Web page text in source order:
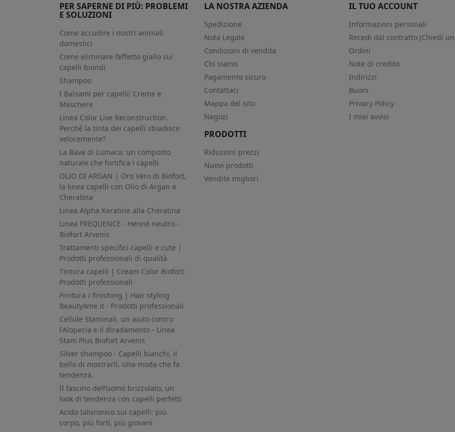
PER SAPERNE DI PIÙ: PROBLEMI
E SOLUZIONI
Come accudire i nostri animali
domestici
Come eliminare l’effetto giallo sui
capelli biondi
Shampoo
I Balsami per capelli: Creme e
Maschere
Linea Color Live Reconstruction.
Perché la tinta dei capelli sbiadisce
velocemente?
La Bava di Lumaca: un composto
naturale che fortifica i capelli
OLIO DI ARGAN | Oro Vero di Biofort,
la linea capelli con Olio di Argan e
Cheratina
Linea Alpha Keratine alla Cheratina
Linea FREQUENCE - Hennè neutro -
Biofort Arvenis
Trattamenti specifici capelli e cute |
Prodotti professionali di qualità
Tintura capelli | Cream Color Biofort -
Prodotti professionali
Finitura / finishing | Hair styling
Beauty4me.it - Prodotti professionali
Cellule Staminali, un aiuto contro
l'Alopecia e il diradamento - Linea
Stam Plus Biofort Arvenis
Silver shampoo - Capelli bianchi, il
bello di mostrarli. Una moda che fa
tendenza.
Il fascino dell’uomo brizzolato, un
look di tendenza con capelli perfetti
Acido Ialuronico sui capelli: più
corpo, più forti, più giovani
LA NOSTRA AZIENDA
Spedizione
Nota Legale
Condizioni di vendita
Chi siamo
Pagamento sicuro
Contattaci
Mappa del sito
Negozi
PRODOTTI
Riduzioni prezzi
Nuovi prodotti
Vendite migliori
IL TUO ACCOUNT
Informazioni personali
Recedi dal contratto (Chiedi
Ordini
Note di credito
Indirizzi
Buoni
Privacy Policy
I miei avvisi